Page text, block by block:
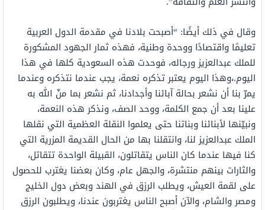
وقال في ذلك أيضًا: “أصبحت بلادنا في مقدمة الدول العربية
تعليمًا واقتصادًا ووحدة وطنية، فهذه ثمار الجهود المشكورة
للملك عبدالعزيز ورجاله، فوحدت هذه السعودية كلها في هذا
اليوم.،وهذا اليوم يعتبر تذكره نعمة، يجب عندما نتذكره وعندما
يمرّ بنا أن نشعر بحالة آبائنا وأجدادنا، ثم نشعر بما منّ الله به
علينا بعد أن جمع الكلمة، ووحد الصف، ونذكر هذه النعمة،
ونبيّنها لأبنائنا وبناتنا حتى يعلموا النقلة العظمية التي نقلها
الملك عبدالعزيز لنا، وانتقلنا بها من الحال القديمة المزرية التي
كنا فيها عندما كان الناس يتقاتلون، القبيلة الواحدة تتقاتل،
والثارات بينهم منتشرة، والجهل عام، وكان بعضنا يغترب للحصول
على لقمة العيش، ويطلب الرزق في الهند وبعض دول الخليج
ومصر والشام، والآن أصبح الناس يغتربون عندنا، ويطلبون الرزق